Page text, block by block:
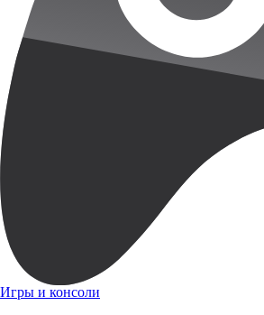
Игры и консоли